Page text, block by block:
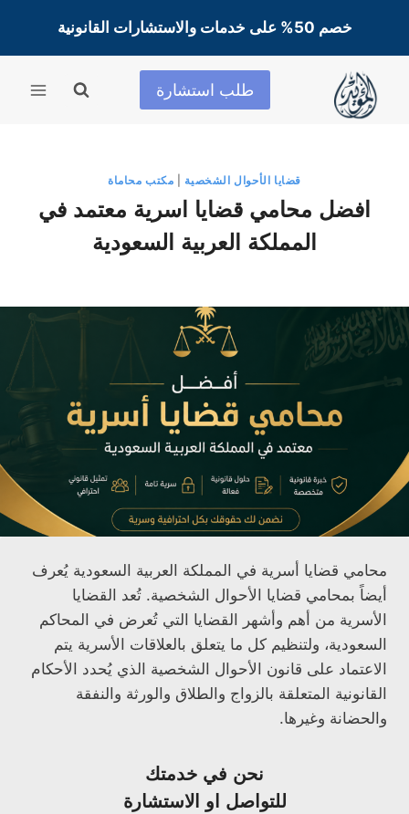
المحتوى
خصم 50% على خدمات والاستشارات القانونية
طلب استشارة
قضايا الأحوال الشخصية مكتب محاماة
افضل محامي قضايا اسرية معتمد في
المملكة العربية السعودية
محامي قضايا أسرية في المملكة العربية السعودية يُعرف
أيضاً بمحامي قضايا الأحوال الشخصية. تُعد القضايا
الأسرية من أهم وأشهر القضايا التي تُعرض في المحاكم
السعودية، ولتنظيم كل ما يتعلق بالعلاقات الأسرية يتم
الاعتماد على قانون الأحوال الشخصية الذي يُحدد الأحكام
القانونية المتعلقة بالزواج والطلاق والورثة والنفقة
والحضانة وغيرها.
نحن في خدمتك
للتواصل او الاستشارة